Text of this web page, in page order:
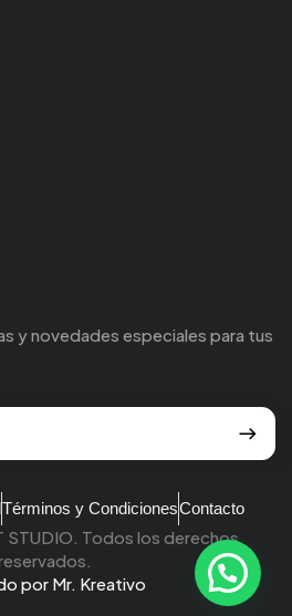
y novedades especiales para tus
Términos y CondicionesContacto
STUDIO. Todos los derechos
por Mr. Kreativo